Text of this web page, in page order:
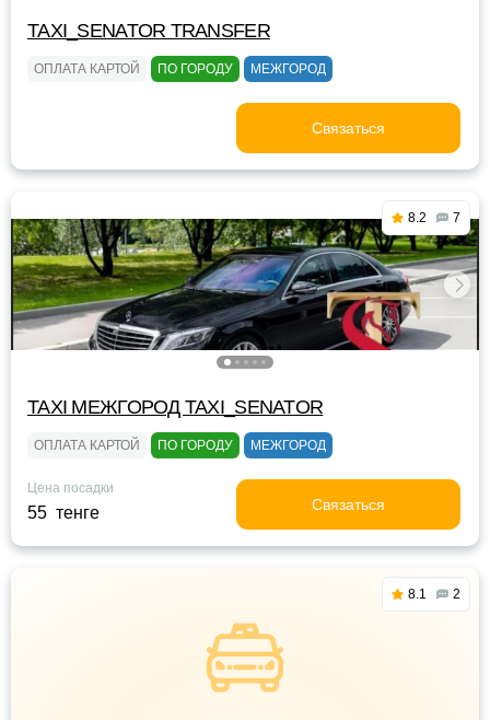
TAXI_SENATOR TRANSFER
ОПЛАТА КАРТОЙ ПО ГОРОДУ МЕЖГОРОД
Связаться
8.2 7
TAXI МЕЖГОРОД TAXI_SENATOR
ОПЛАТА КАРТОЙ ПО ГОРОДУ МЕЖГОРОД
Цена посадки
55 тенге Связаться
8.1 2